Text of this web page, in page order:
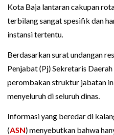
Kota Baja lantaran cakupan
terbilang sangat spesifik dan
instansi tertentu.
Berdasarkan surat undangan
Penjabat (Pj) Sekretaris
perombakan struktur jabatan
menyeluruh di seluruh dinas.
Informasi yang beredar di
(ASN) menyebutkan bahwa